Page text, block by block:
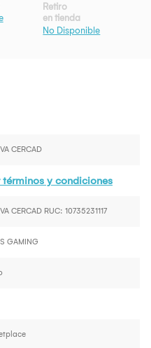
Retiro
en tienda
No Disponible
CERCAD
términos y condiciones
CERCAD RUC: 10735231117
GAMING